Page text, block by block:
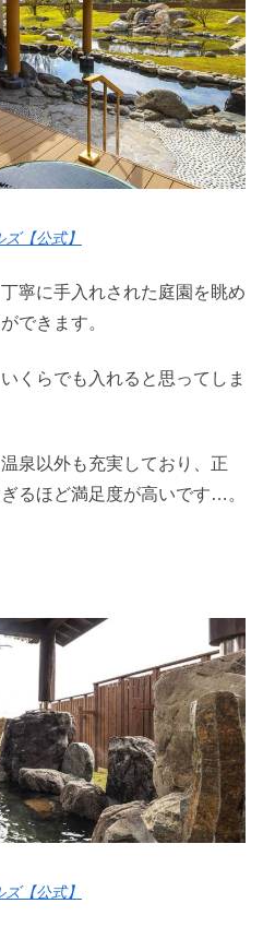
【公式】
寧に手入れされた庭園を眺め
できます。
くらでも入れると思ってしま
泉以外も充実しており、正
るほど満足度が高いです…。
【公式】